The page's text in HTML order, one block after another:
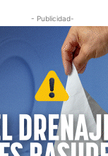
- Publicidad-